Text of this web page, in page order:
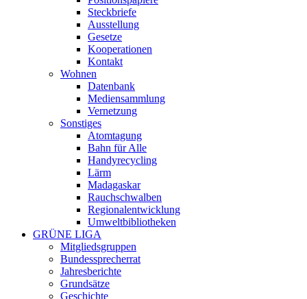
Steckbriefe
Ausstellung
Gesetze
Kooperationen
Kontakt
Wohnen
Datenbank
Mediensammlung
Vernetzung
Sonstiges
Atomtagung
Bahn für Alle
Handyrecycling
Lärm
Madagaskar
Rauchschwalben
Regionalentwicklung
Umweltbibliotheken
GRÜNE LIGA
Mitgliedsgruppen
Bundessprecherrat
Jahresberichte
Grundsätze
Geschichte